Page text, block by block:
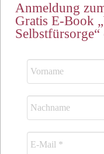
Anmeldung
Gratis E-Book
Selbstfürsorge“